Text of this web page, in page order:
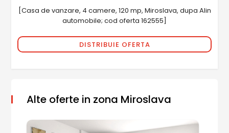
[Casa de vanzare, 4 camere, 120 mp, Miroslava, dupa Alin
automobile; cod oferta 162555]
DISTRIBUIE OFERTA
Alte oferte in zona Miroslava